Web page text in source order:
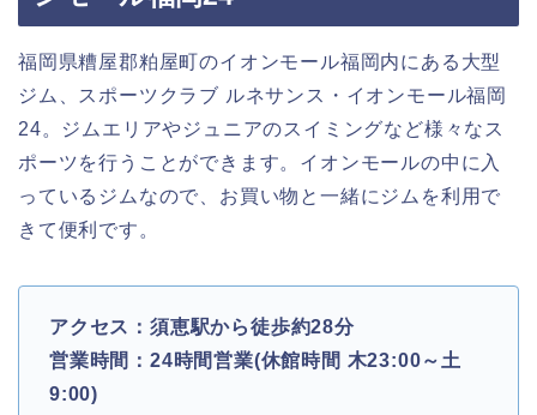
福岡県糟屋郡粕屋町のイオンモール福岡内にある大型
ジム、スポーツクラブ ルネサンス・イオンモール福岡
24。ジムエリアやジュニアのスイミングなど様々なス
ポーツを行うことができます。イオンモールの中に入
っているジムなので、お買い物と一緒にジムを利用で
きて便利です。
アクセス：須恵駅から徒歩約28分
営業時間：24時間営業(休館時間 木23:00～土
9:00)